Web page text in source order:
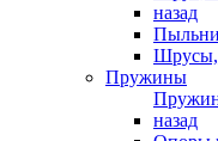
назад
Шрусы,
Пружины
назад